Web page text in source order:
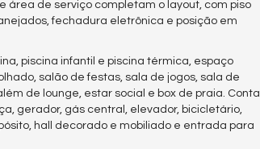
área de serviço completam o layout, com piso
fechadura eletrônica e posição em
piscina infantil e piscina térmica, espaço
salão de festas, sala de jogos, sala de
de lounge, estar social e box de praia. Conta
gerador, gás central, elevador, bicicletário,
hall decorado e mobiliado e entrada para